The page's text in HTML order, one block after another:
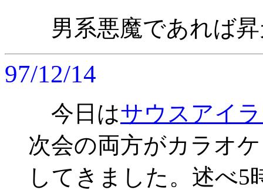
男系悪魔であれば
97/12/14
今日はサウスアイ
次会の両方がカラオ
してきました。述べ5